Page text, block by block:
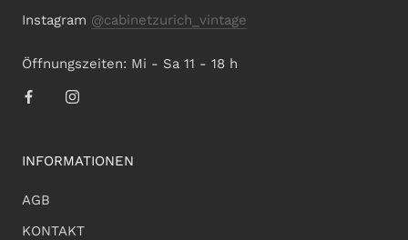
Instagram @cabinetzurich_vintage
Öffnungszeiten: Mi - Sa 11 - 18 h
INFORMATIONEN
AGB
KONTAKT